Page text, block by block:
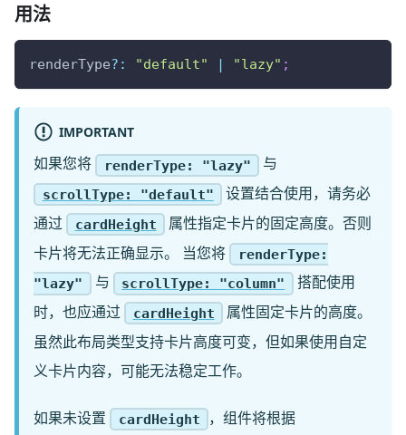
用法
renderType? : "default" | "lazy" ;
IMPORTANT
如果您将 renderType: "lazy" 与
scrollType: "default"
设置结合使用，请务必
通过
cardHeight
属性指定卡片的固定高度。否则
卡片将无法正确显示。 当您将
renderType:
"lazy"
与 scrollType: "column"
搭配使用
时，也应通过
cardHeight
属性固定卡片的高度。
虽然此布局类型支持卡片高度可变，但如果使用自定
义卡片内容，可能无法稳定工作。
如果未设置 cardHeight ，组件将根据